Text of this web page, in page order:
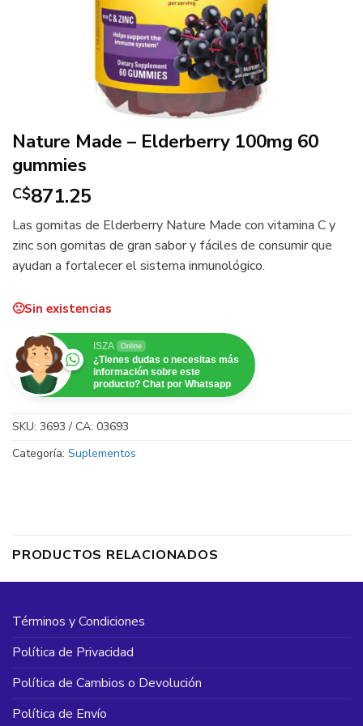
Nature Made – Elderberry 100mg 60
gummies
C$871.25
Las gomitas de Elderberry Nature Made con vitamina C y
zinc son gomitas de gran sabor y fáciles de consumir que
ayudan a fortalecer el sistema inmunológico.
Sin existencias
ISZA Online
¿Tienes dudas o necesitas más
información sobre este
producto? Chat por Whatsapp
SKU: 3693 / CA: 03693
Categoría: Suplementos
PRODUCTOS RELACIONADOS
Términos y Condiciones
Política de Privacidad
Política de Cambios o Devolución
Política de Envío